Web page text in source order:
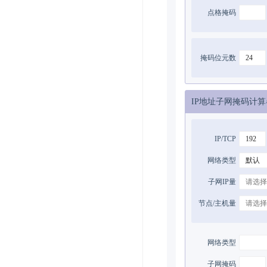
点格掩码
掩码位元数
IP地址子网掩码计
IP/TCP
网络类型
子网IP量
节点/主机量
网络类型
子网掩码